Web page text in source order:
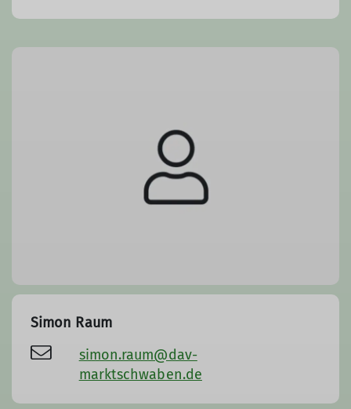
Simon Raum
simon.raum@dav-
marktschwaben.de